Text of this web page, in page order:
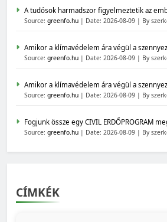
A tudósok harmadszor figyelmeztetik az
Source: greenfo.hu Date: 2026-08-09 By
Amikor a klímavédelem ára végül a
Source: greenfo.hu Date: 2026-08-09 By
Amikor a klímavédelem ára végül a
Source: greenfo.hu Date: 2026-08-09 By
Fogjunk össze egy CIVIL ERDŐPROGRAM
Source: greenfo.hu Date: 2026-08-09 By
CÍMKÉK